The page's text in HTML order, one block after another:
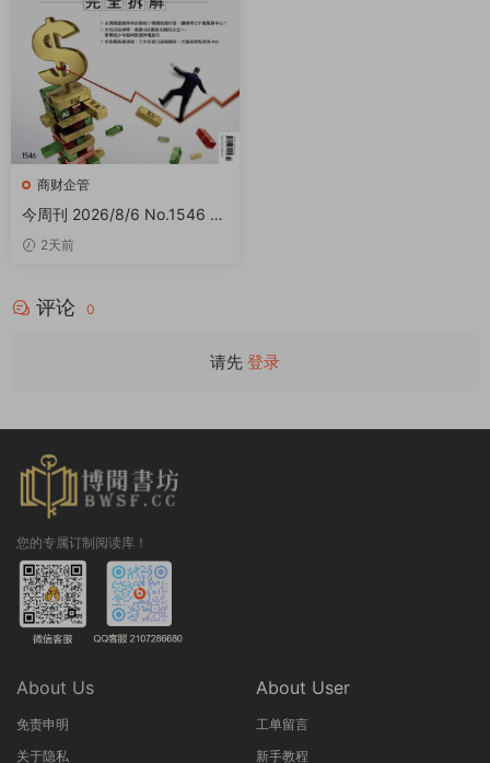
商财企管
今周刊 2026/8/6 No.1546 P
DF 2天前
评论 0
请先 登录
您的专属订制阅读库！
About Us
免责申明
关于隐私
About User
工单留言
新手教程